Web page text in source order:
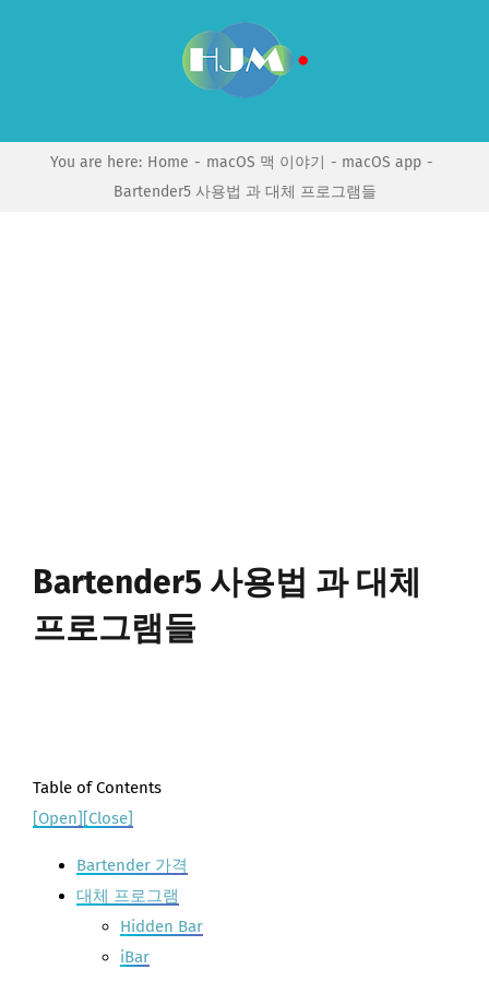
You are here: Home macOS 맥 이야기
macOS app
Bartender5 사용법 과 대체 프로그램들
Bartender5 사용법 과 대체
프로그램들
Table of Contents
[Open] [Close]
Bartender 가격
대체 프로그램
Hidden Bar
iBar